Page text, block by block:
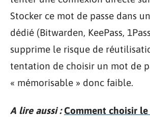
Stocker ce mot de passe dans
dédié (Bitwarden, KeePass,
supprime le risque de
tentation de choisir un mot de
« mémorisable » donc faible.
A lire aussi : Comment choisir